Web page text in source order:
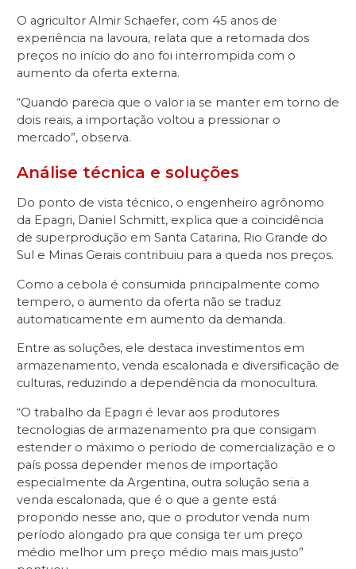
O agricultor Almir Schaefer, com 45 anos de
experiência na lavoura, relata que a retomada dos
preços no início do ano foi interrompida com o
aumento da oferta externa.
“Quando parecia que o valor ia se manter em torno de
dois reais, a importação voltou a pressionar o
mercado”, observa.
Análise técnica e soluções
Do ponto de vista técnico, o engenheiro agrônomo
da Epagri, Daniel Schmitt, explica que a coincidência
de superprodução em Santa Catarina, Rio Grande do
Sul e Minas Gerais contribuiu para a queda nos preços.
Como a cebola é consumida principalmente como
tempero, o aumento da oferta não se traduz
automaticamente em aumento da demanda.
Entre as soluções, ele destaca investimentos em
armazenamento, venda escalonada e diversificação de
culturas, reduzindo a dependência da monocultura.
“O trabalho da Epagri é levar aos produtores
tecnologias de armazenamento pra que consigam
estender o máximo o período de comercialização e o
país possa depender menos de importação
especialmente da Argentina, outra solução seria a
venda escalonada, que é o que a gente está
propondo nesse ano, que o produtor venda num
período alongado pra que consiga ter um preço
médio melhor um preço médio mais mais justo”